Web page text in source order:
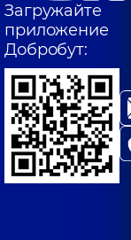
Загружайте
приложение
Добробут: